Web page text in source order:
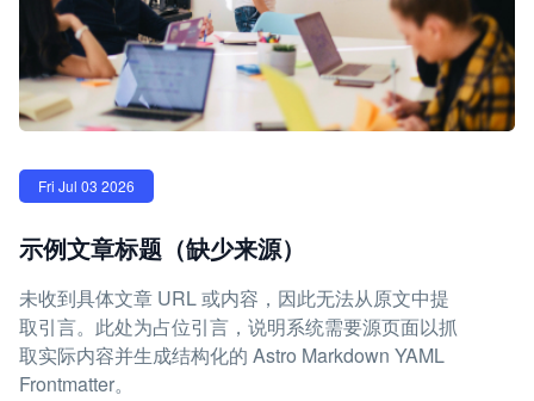
Fri Jul 03 2026
示例文章标题（缺少来源）
未收到具体文章 URL 或内容，因此无法从原文中提
取引言。此处为占位引言，说明系统需要源页面以抓
取实际内容并生成结构化的 Astro Markdown YAML
Frontmatter。